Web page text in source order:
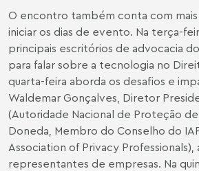
O encontro também conta com
iniciar os dias de evento. Na terça-
principais escritórios de advocacia
para falar sobre a tecnologia no
quarta-feira aborda os desafios e
Waldemar Gonçalves, Diretor
(Autoridade Nacional de Proteção
Doneda, Membro do Conselho do
Association of Privacy Professionals),
representantes de empresas. Na